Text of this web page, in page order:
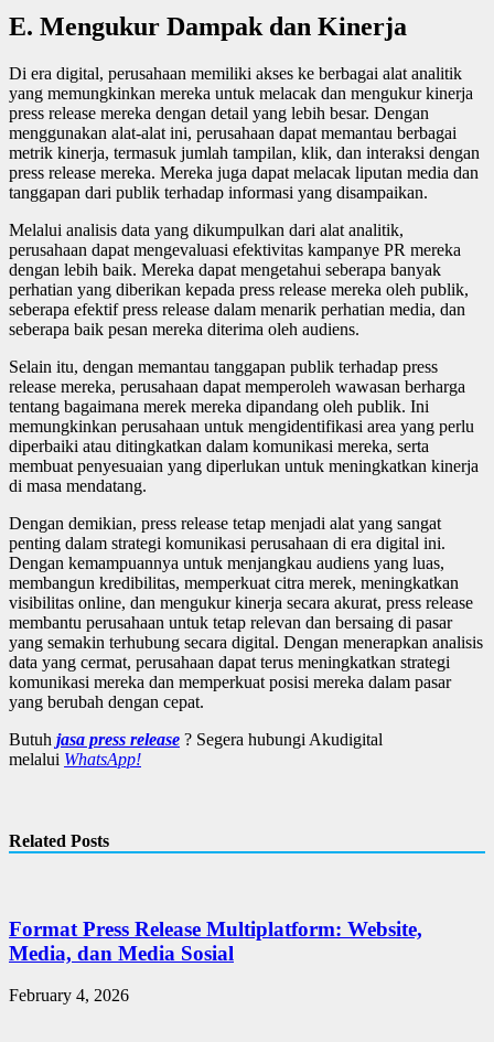
E. Mengukur Dampak dan Kinerja
Di era digital, perusahaan memiliki akses ke berbagai alat analitik
yang memungkinkan mereka untuk melacak dan mengukur kinerja
press release mereka dengan detail yang lebih besar. Dengan
menggunakan alat-alat ini, perusahaan dapat memantau berbagai
metrik kinerja, termasuk jumlah tampilan, klik, dan interaksi dengan
press release mereka. Mereka juga dapat melacak liputan media dan
tanggapan dari publik terhadap informasi yang disampaikan.
Melalui analisis data yang dikumpulkan dari alat analitik,
perusahaan dapat mengevaluasi efektivitas kampanye PR mereka
dengan lebih baik. Mereka dapat mengetahui seberapa banyak
perhatian yang diberikan kepada press release mereka oleh publik,
seberapa efektif press release dalam menarik perhatian media, dan
seberapa baik pesan mereka diterima oleh audiens.
Selain itu, dengan memantau tanggapan publik terhadap press
release mereka, perusahaan dapat memperoleh wawasan berharga
tentang bagaimana merek mereka dipandang oleh publik. Ini
memungkinkan perusahaan untuk mengidentifikasi area yang perlu
diperbaiki atau ditingkatkan dalam komunikasi mereka, serta
membuat penyesuaian yang diperlukan untuk meningkatkan kinerja
di masa mendatang.
Dengan demikian, press release tetap menjadi alat yang sangat
penting dalam strategi komunikasi perusahaan di era digital ini.
Dengan kemampuannya untuk menjangkau audiens yang luas,
membangun kredibilitas, memperkuat citra merek, meningkatkan
visibilitas online, dan mengukur kinerja secara akurat, press release
membantu perusahaan untuk tetap relevan dan bersaing di pasar
yang semakin terhubung secara digital. Dengan menerapkan analisis
data yang cermat, perusahaan dapat terus meningkatkan strategi
komunikasi mereka dan memperkuat posisi mereka dalam pasar
yang berubah dengan cepat.
Butuh jasa press release ? Segera hubungi Akudigital
melalui WhatsApp!
Related Posts
Format Press Release Multiplatform: Website,
Media, dan Media Sosial
February 4, 2026